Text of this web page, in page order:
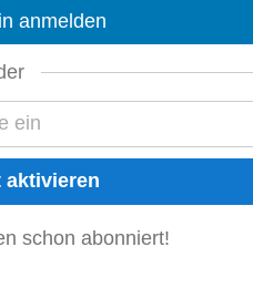
Als E-Plan Design
wir von Ihnen erwarten •
anmelden
schon abonniert!